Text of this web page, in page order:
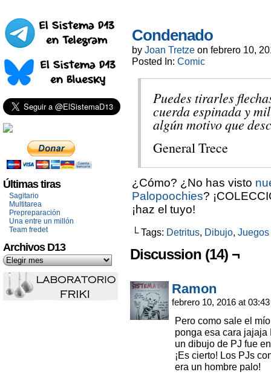
Últimas tiras
Sagitario
Multitarea
Prepreparación
Una entre un millón
Team fredet
Archivos D13
Condenado
by Joan Tretze on febrero 10,
Posted In: Comic
Puedes tirarles
cuerda espinada y
algún motivo que
General Trece
¿Cómo? ¿No has visto
Palopoochies?
¡haz el tuyo!
└ Tags: Detritus, Dibujo,
Discussion (14) ¬
Ramon
febrero 10, 2016 at
Pero como sale el
ponga esa cara jajaja
un dibujo de PJ fue
¡Es cierto! Los PJs
era un hombre palo!